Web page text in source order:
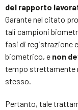
del rapporto
Garante nel citato
tali campioni
fasi di registrazione
biometrico, e non
tempo strettamente
stesso.
Pertanto, tale